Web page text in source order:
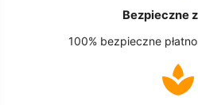
Bezpieczne
100% bezpieczne